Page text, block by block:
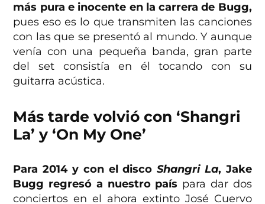
más pura e inocente en la carrera de Bugg,
pues eso es lo que transmiten las canciones
con las que se presentó al mundo. Y aunque
venía con una pequeña banda, gran parte
del set consistía en él tocando con su
guitarra acústica.
Más tarde volvió con ‘Shangri
La’ y ‘On My One’
Para 2014 y con el discoShangri La, Jake
Bugg regresó a nuestro país para dar dos
conciertos en el ahora extinto José Cuervo